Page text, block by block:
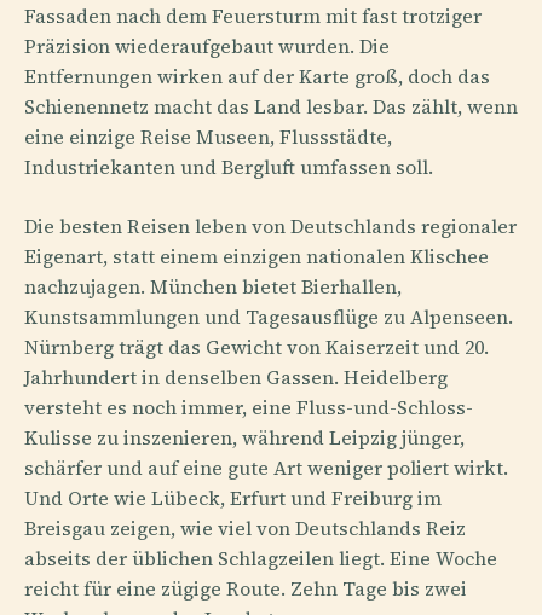
Fassaden nach dem Feuersturm mit fast trotziger
Präzision wiederaufgebaut wurden. Die
Entfernungen wirken auf der Karte groß, doch das
Schienennetz macht das Land lesbar. Das zählt, wenn
eine einzige Reise Museen, Flussstädte,
Industriekanten und Bergluft umfassen soll.
Die besten Reisen leben von Deutschlands regionaler
Eigenart, statt einem einzigen nationalen Klischee
nachzujagen. München bietet Bierhallen,
Kunstsammlungen und Tagesausflüge zu Alpenseen.
Nürnberg trägt das Gewicht von Kaiserzeit und 20.
Jahrhundert in denselben Gassen. Heidelberg
versteht es noch immer, eine Fluss-und-Schloss-
Kulisse zu inszenieren, während Leipzig jünger,
schärfer und auf eine gute Art weniger poliert wirkt.
Und Orte wie Lübeck, Erfurt und Freiburg im
Breisgau zeigen, wie viel von Deutschlands Reiz
abseits der üblichen Schlagzeilen liegt. Eine Woche
reicht für eine zügige Route. Zehn Tage bis zwei